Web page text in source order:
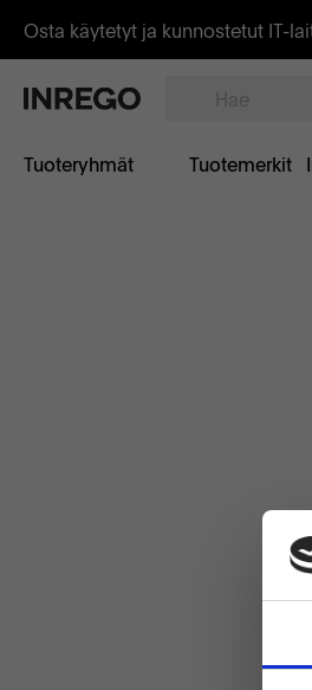
Osta käytetyt ja kunnostetut IT-
Tuoteryhmät Tuotemerkit